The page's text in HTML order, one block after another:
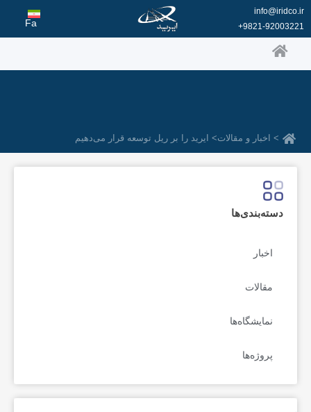
پرش
محتوا
info@iridco.ir
9821-92003221+
Fa
> اخبار و مقالات> ایرید را بر ریل توسعه قرار می‌دهیم
دسته‌بندی‌ها
اخبار
مقالات
نمایشگاه‌ها
پروژه‌ها